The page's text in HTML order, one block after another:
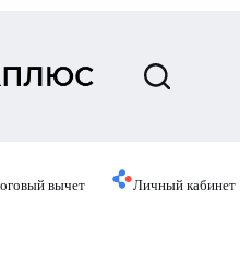
вычет Личный кабинет